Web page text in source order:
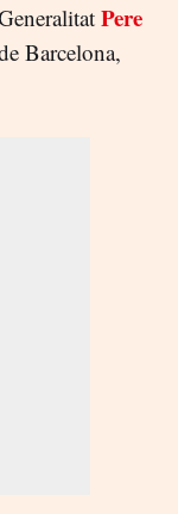
Pere
Barcelona,